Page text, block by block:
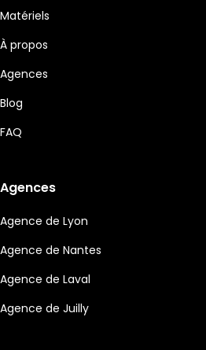
Matériels
À propos
Agences
Blog
FAQ
Agences
Agence de Lyon
Agence de Nantes
Agence de Laval
Agence de Juilly